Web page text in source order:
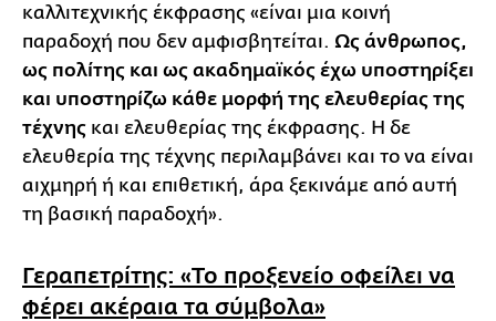
καλλιτεχνικής έκφρασης «είναι μια κοινή
παραδοχή που δεν αμφισβητείται. Ως άνθρωπος,
ως πολίτης και ως ακαδημαϊκός έχω υποστηρίξει
και υποστηρίζω κάθε μορφή της ελευθερίας της
τέχνης και ελευθερίας της έκφρασης. Η δε
ελευθερία της τέχνης περιλαμβάνει και το να είναι
αιχμηρή ή και επιθετική, άρα ξεκινάμε από αυτή
τη βασική παραδοχή».
Γεραπετρίτης: «Το προξενείο οφείλει να
φέρει ακέραια τα σύμβολα»